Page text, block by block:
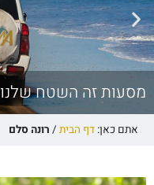
מסעות זה השטח שלנו
אתם כאן: דף הבית / רונה סלם